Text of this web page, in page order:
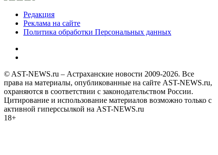
Редакция
Реклама на сайте
Политика обработки Персональных данных
© AST-NEWS.ru – Астраханские новости 2009-2026. Все
права на материалы, опубликованные на сайте AST-NEWS.ru,
охраняются в соответствии с законодательством России.
Цитирование и использование материалов возможно только с
активной гиперссылкой на AST-NEWS.ru
18+